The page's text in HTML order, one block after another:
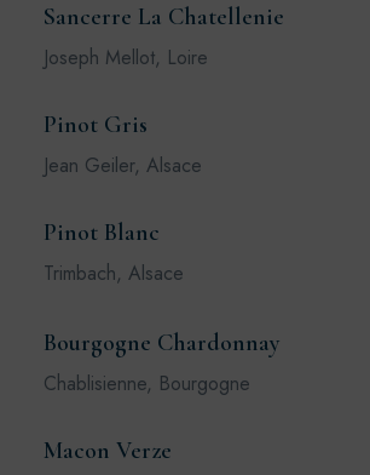
Sancerre La Chatellenie
Joseph Mellot, Loire
Pinot Gris
Jean Geiler, Alsace
Pinot Blanc
Trimbach, Alsace
Bourgogne Chardonnay
Chablisienne, Bourgogne
Macon Verze